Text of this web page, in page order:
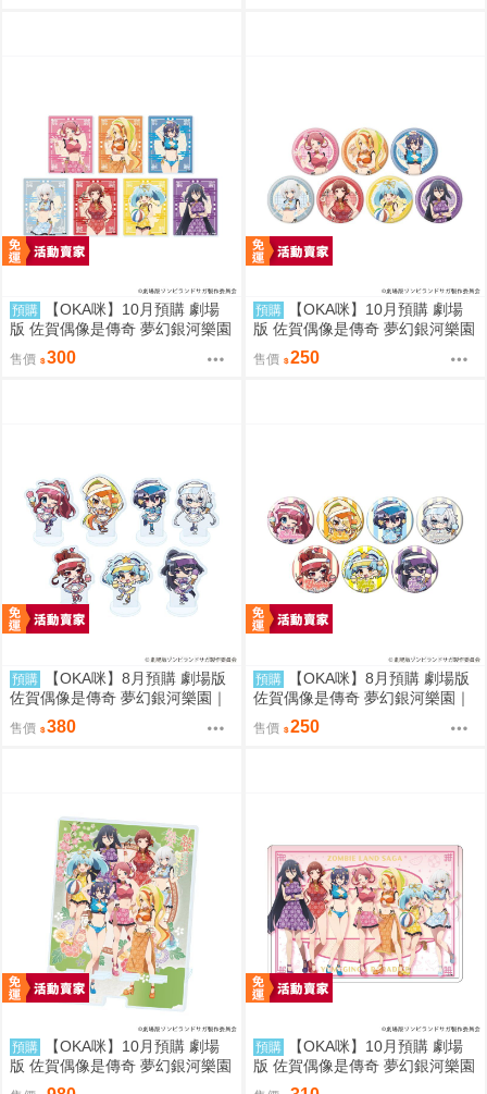
預購
【OKA咪】10月預購 劇場
版 佐賀偶像是傳奇 夢幻銀河樂園
｜壓克力卡片 02/盲抽(7種) 旗袍
泳裝ver. 隨機一款
售價 300
預購
【OKA咪】10月預購 劇場
版 佐賀偶像是傳奇 夢幻銀河樂園
｜徽章 03/盲抽(7種) 旗袍泳裝ve
r. 隨機一款
售價 250
預購
【OKA咪】8月預購 劇場版
佐賀偶像是傳奇 夢幻銀河樂園｜
壓克力迷你立牌 盲抽(7種) 冰淇
淋店ver. 隨機一款
售價 380
預購
【OKA咪】8月預購 劇場版
佐賀偶像是傳奇 夢幻銀河樂園｜
徽章 02/盲抽(7種) 冰淇淋店ver.
隨機一款
售價 250
預購
【OKA咪】10月預購 劇場
版 佐賀偶像是傳奇 夢幻銀河樂園
｜大型壓克力手機架 01/集合款
預購
【OKA咪】10月預購 劇場
版 佐賀偶像是傳奇 夢幻銀河樂園
｜角色透明收納夾 02/集合款 旗